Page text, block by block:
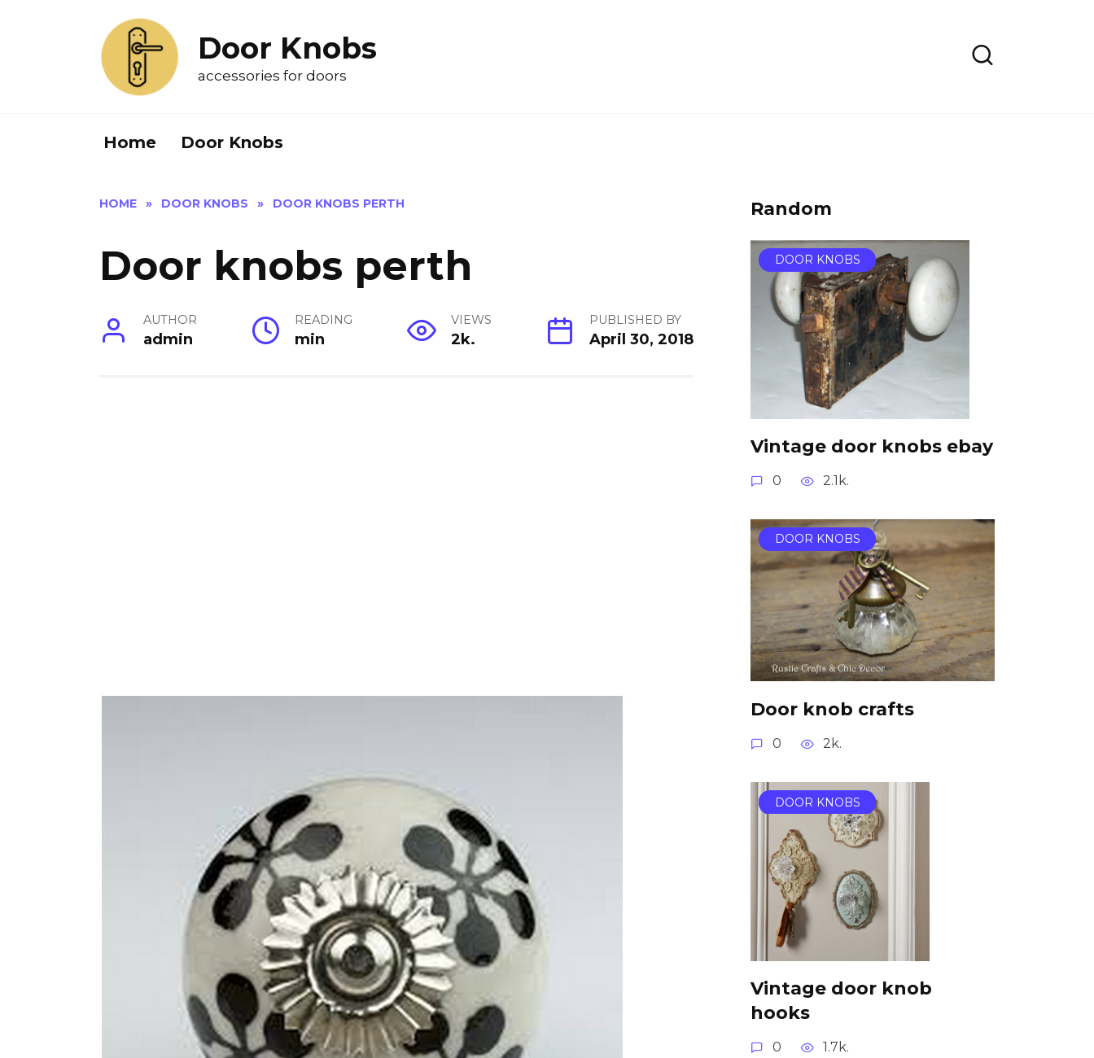
Door Knobs
accessories for doors
Home Door Knobs
HOME » DOOR KNOBS » DOOR KNOBS PERTH
Door knobs perth
AUTHOR
admin
READING
min
VIEWS
2k.
PUBLISHED BY
April 30, 2018
Random
DOOR KNOBS
Vintage door knobs ebay
0 2.1k.
DOOR KNOBS
Door knob crafts
0 2k.
DOOR KNOBS
Vintage door knob
hooks
0 1.7k.